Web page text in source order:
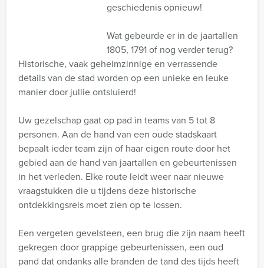
geschiedenis opnieuw!
Wat gebeurde er in de jaartallen
1805, 1791 of nog verder terug?
Historische, vaak geheimzinnige en verrassende
details van de stad worden op een unieke en leuke
manier door jullie ontsluierd!
Uw gezelschap gaat op pad in teams van 5 tot 8
personen. Aan de hand van een oude stadskaart
bepaalt ieder team zijn of haar eigen route door het
gebied aan de hand van jaartallen en gebeurtenissen
in het verleden. Elke route leidt weer naar nieuwe
vraagstukken die u tijdens deze historische
ontdekkingsreis moet zien op te lossen.
Een vergeten gevelsteen, een brug die zijn naam heeft
gekregen door grappige gebeurtenissen, een oud
pand dat ondanks alle branden de tand des tijds heeft